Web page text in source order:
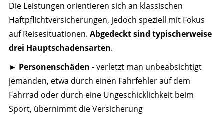
Die Leistungen orientieren sich an klassischen
Haftpflichtversicherungen, jedoch speziell mit Fokus
auf Reisesituationen. Abgedeckt sind typischerweise
drei Hauptschadensarten.
► Personenschäden -verletzt man unbeabsichtigt
jemanden, etwa durch einen Fahrfehler auf dem
Fahrrad oder durch eine Ungeschicklichkeit beim
Sport, übernimmt die Versicherung